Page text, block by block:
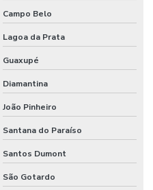
Campo Belo
Lagoa da Prata
Guaxupé
Diamantina
João Pinheiro
Santana do Paraíso
Santos Dumont
São Gotardo